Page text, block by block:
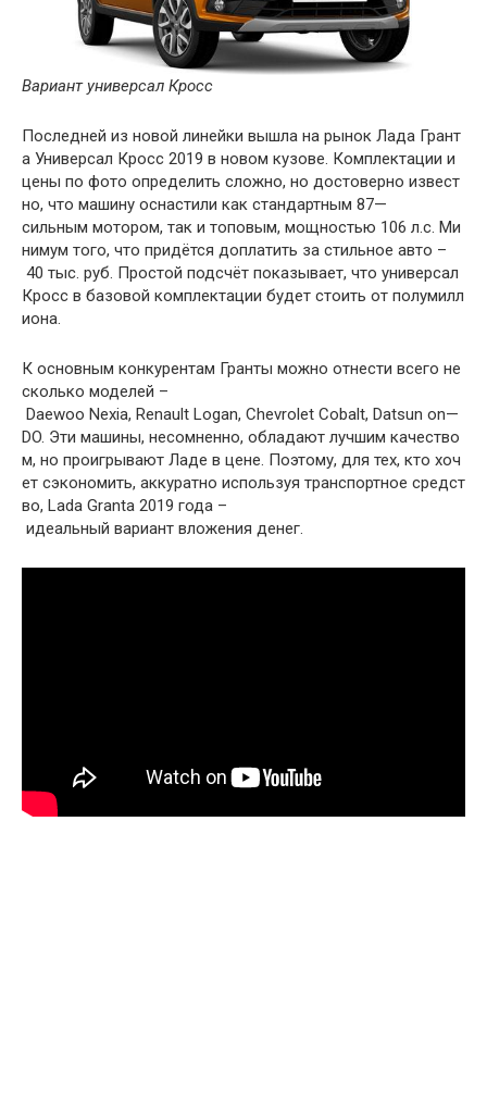
Вариант универсал Кросс
Последней из новой линейки вышла на рынок Лада Грант
а Универсал Кросс 2019 в новом кузове. Комплектации и
цены по фото определить сложно, но достоверно извест
но, что машину оснастили как стандартным 87—
сильным мотором, так и топовым, мощностью 106 л.с. Ми
нимум того, что придётся доплатить за стильное авто –
40 тыс. руб. Простой подсчёт показывает, что универсал
Кросс в базовой комплектации будет стоить от полумилл
иона.
К основным конкурентам Гранты можно отнести всего не
сколько моделей –
Daewoo Nexia, Renault Logan, Chevrolet Cobalt, Datsun on—
DO. Эти машины, несомненно, обладают лучшим качество
м, но проигрывают Ладе в цене. Поэтому, для тех, кто хоч
ет сэкономить, аккуратно используя транспортное средст
во, Lada Granta 2019 года –
идеальный вариант вложения денег.